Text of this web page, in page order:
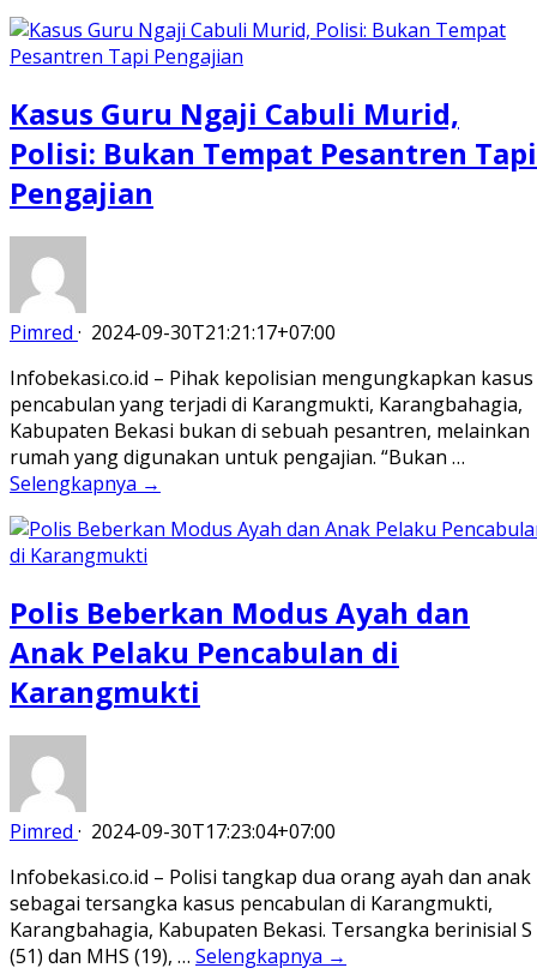
Kasus Guru Ngaji Cabuli Murid,
Polisi: Bukan Tempat Pesantren Tapi
Pengajian
Pimred · 2024-09-30T21:21:17+07:00
Infobekasi.co.id – Pihak kepolisian mengungkapkan kasus
pencabulan yang terjadi di Karangmukti, Karangbahagia,
Kabupaten Bekasi bukan di sebuah pesantren, melainkan
rumah yang digunakan untuk pengajian. “Bukan …
Selengkapnya →
Polis Beberkan Modus Ayah dan
Anak Pelaku Pencabulan di
Karangmukti
Pimred · 2024-09-30T17:23:04+07:00
Infobekasi.co.id – Polisi tangkap dua orang ayah dan anak
sebagai tersangka kasus pencabulan di Karangmukti,
Karangbahagia, Kabupaten Bekasi. Tersangka berinisial S
(51) dan MHS (19), … Selengkapnya →